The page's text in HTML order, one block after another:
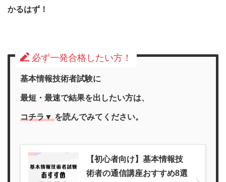
かるはず！
必ず一発合格したい方！
基本情報技術者試験に
最短・最速で結果を出したい方は、
コチラ▼を読んでみて ください。
【初心者向け】基本情報技
術者の通信講座おすすめ8選